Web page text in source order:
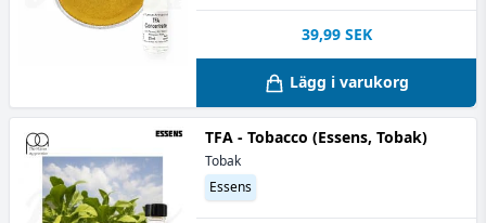
39,99 SEK
Lägg i varukorg
TFA - Tobacco (Essens, Tobak)
Tobak
Essens